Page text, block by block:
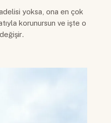
yoksa, ona en çok
korunursun ve işte o